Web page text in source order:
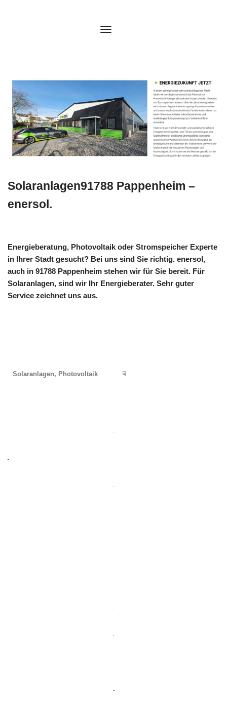
Solaranlagen91788 Pappenheim –
enersol.
Energieberatung, Photovoltaik oder Stromspeicher Experte
in Ihrer Stadt gesucht? Bei uns sind Sie richtig. enersol,
auch in 91788 Pappenheim stehen wir für Sie bereit. Für
Solaranlagen, sind wir Ihr Energieberater. Sehr guter
Service zeichnet uns aus.
Solaranlagen, Photovoltaik ☟